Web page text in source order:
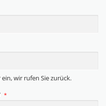
wir rufen Sie zurück.
*